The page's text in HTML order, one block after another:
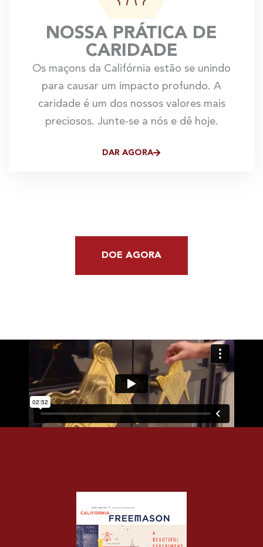
NOSSA PRÁTICA DE
CARIDADE
Os maçons da Califórnia estão se unindo
para causar um impacto profundo. A
caridade é um dos nossos valores mais
preciosos. Junte-se a nós e dê hoje.
DAR AGORA
DOE AGORA